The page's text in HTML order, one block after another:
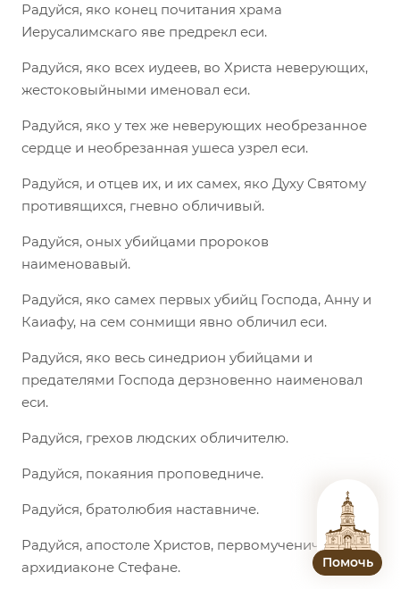
Радуйся, яко конец почитания храма
Иерусалимскаго яве предрекл еси.
Радуйся, яко всех иудеев, во Христа неверующих,
жестоковыйными именовал еси.
Радуйся, яко у тех же неверующих необрезанное
сердце и необрезанная ушеса узрел еси.
Радуйся, и отцев их, и их самех, яко Духу Святому
противящихся, гневно обличивый.
Радуйся, оных убийцами пророков
наименовавый.
Радуйся, яко самех первых убийц Господа, Анну и
Каиафу, на сем сонмищи явно обличил еси.
Радуйся, яко весь синедрион убийцами и
предателями Господа дерзновенно наименовал
еси.
Радуйся, грехов людских обличителю.
Радуйся, покаяния проповедниче.
Радуйся, братолюбия наставниче.
Радуйся, апостоле Христов, первомучениче и
архидиаконе Стефане.
Помочь